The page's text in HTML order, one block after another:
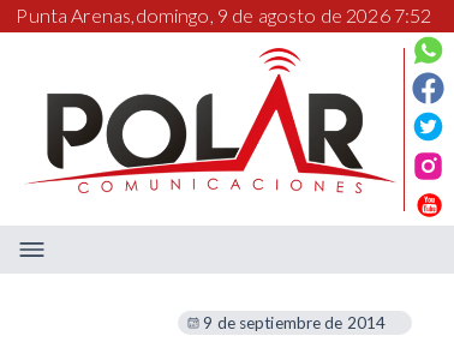
Punta Arenas,domingo, 9 de agosto de 2026 7:52
9 de septiembre de 2014